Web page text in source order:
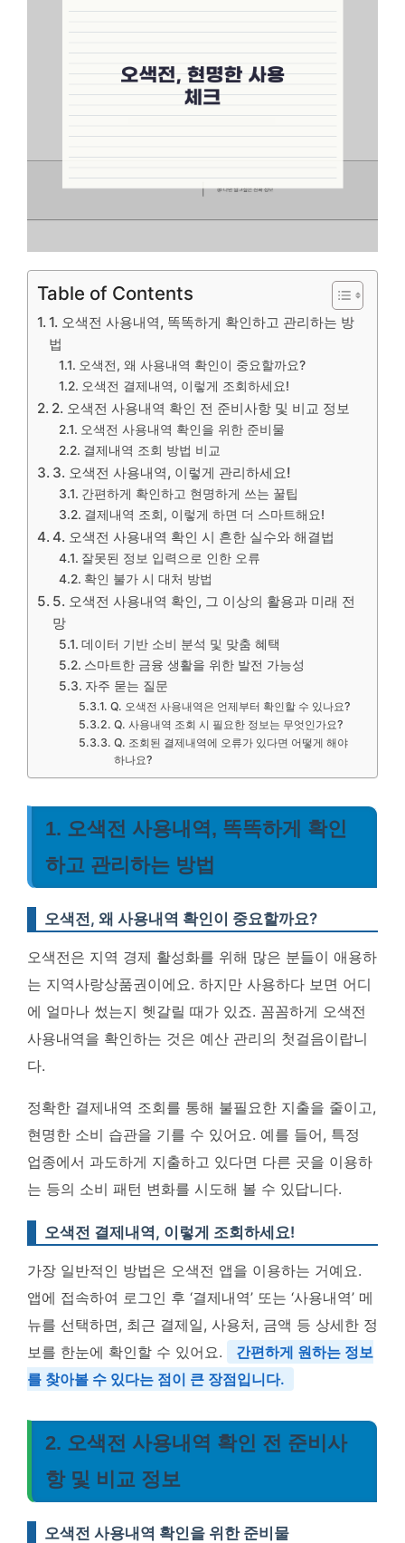
Table of Contents
1. 오색전 사용내역, 똑똑하게 확인하고 관리하는 방
법
오색전, 왜 사용내역 확인이 중요할까요?
오색전 결제내역, 이렇게 조회하세요!
2. 오색전 사용내역 확인 전 준비사항 및 비교 정보
오색전 사용내역 확인을 위한 준비물
결제내역 조회 방법 비교
3. 오색전 사용내역, 이렇게 관리하세요!
간편하게 확인하고 현명하게 쓰는 꿀팁
결제내역 조회, 이렇게 하면 더 스마트해요!
4. 오색전 사용내역 확인 시 흔한 실수와 해결법
잘못된 정보 입력으로 인한 오류
확인 불가 시 대처 방법
5. 오색전 사용내역 확인, 그 이상의 활용과 미래 전
망
데이터 기반 소비 분석 및 맞춤 혜택
스마트한 금융 생활을 위한 발전 가능성
자주 묻는 질문
Q. 오색전 사용내역은 언제부터 확인할 수 있나요?
Q. 사용내역 조회 시 필요한 정보는 무엇인가요?
Q. 조회된 결제내역에 오류가 있다면 어떻게 해야
하나요?
1. 오색전 사용내역, 똑똑하게 확인
하고 관리하는 방법
오색전, 왜 사용내역 확인이 중요할까요?
오색전은 지역 경제 활성화를 위해 많은 분들이 애용하
는 지역사랑상품권이에요. 하지만 사용하다 보면 어디
에 얼마나 썼는지 헷갈릴 때가 있죠. 꼼꼼하게 오색전
사용내역을 확인하는 것은 예산 관리의 첫걸음이랍니
다.
정확한 결제내역 조회를 통해 불필요한 지출을 줄이고,
현명한 소비 습관을 기를 수 있어요. 예를 들어, 특정
업종에서 과도하게 지출하고 있다면 다른 곳을 이용하
는 등의 소비 패턴 변화를 시도해 볼 수 있답니다.
오색전 결제내역, 이렇게 조회하세요!
가장 일반적인 방법은 오색전 앱을 이용하는 거예요.
앱에 접속하여 로그인 후 ‘결제내역’ 또는 ‘사용내역’ 메
뉴를 선택하면, 최근 결제일, 사용처, 금액 등 상세한 정
보를 한눈에 확인할 수 있어요.
간편하게 원하는 정보
를 찾아볼 수 있다는 점이 큰 장점입니다.
2. 오색전 사용내역 확인 전 준비사
항 및 비교 정보
오색전 사용내역 확인을 위한 준비물